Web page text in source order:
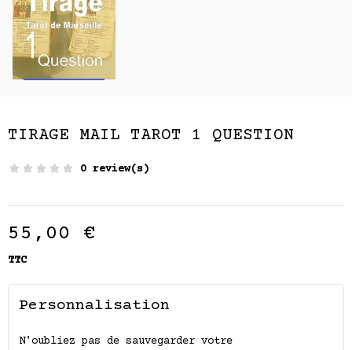
TIRAGE MAIL TAROT 1 QUESTION
0 review(s)
55,00 €
TTC
Personnalisation
N'oubliez pas de sauvegarder votre